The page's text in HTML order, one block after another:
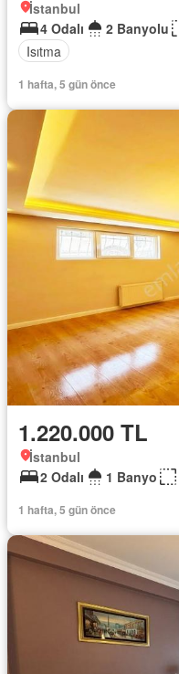
İstanbul
4 Odalı
2 Banyolu
Isıtma
1 hafta, 5 gün önce
1.220.000 TL
İstanbul
2 Odalı
1 Banyo
1 hafta, 5 gün önce